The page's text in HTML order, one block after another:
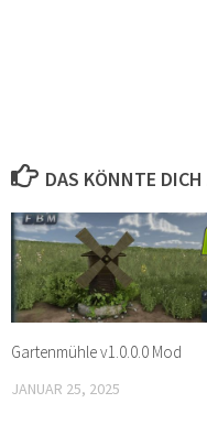
DAS KÖNNTE
Gartenmühle v1.0.0.0 Mod
JANUAR 25, 2025